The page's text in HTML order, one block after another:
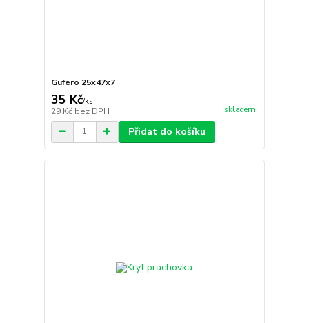
Gufero 25x47x7
35 Kč/ks
29 Kč bez DPH skladem
Přidat do košíku